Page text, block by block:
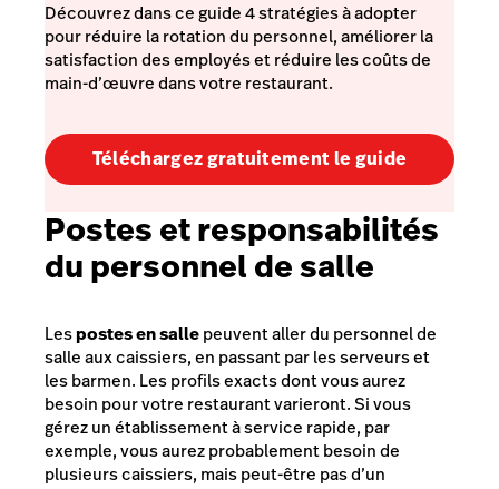
Découvrez dans ce guide 4 stratégies à adopter
pour réduire la rotation du personnel, améliorer la
satisfaction des employés et réduire les coûts de
main-d’œuvre dans votre restaurant.
Téléchargez gratuitement le guide
Postes et responsabilités
du personnel de salle
Lespostes en sallepeuvent aller du personnel de
salle aux caissiers, en passant par les serveurs et
les barmen. Les profils exacts dont vous aurez
besoin pour votre restaurant varieront. Si vous
gérez un établissement à service rapide, par
exemple, vous aurez probablement besoin de
plusieurs caissiers, mais peut-être pas d’un